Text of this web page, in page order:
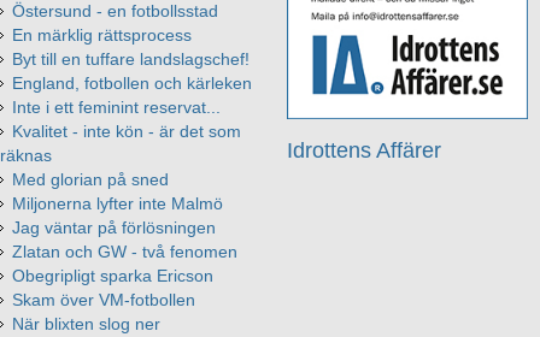
Idrottens Affärer
Östersund - en fotbollsstad
En märklig rättsprocess
Byt till en tuffare landslagschef!
England, fotbollen och kärleken
Inte i ett feminint reservat...
Kvalitet - inte kön - är det som
räknas
Med glorian på sned
Miljonerna lyfter inte Malmö
Jag väntar på förlösningen
Zlatan och GW - två fenomen
Obegripligt sparka Ericson
Skam över VM-fotbollen
När blixten slog ner